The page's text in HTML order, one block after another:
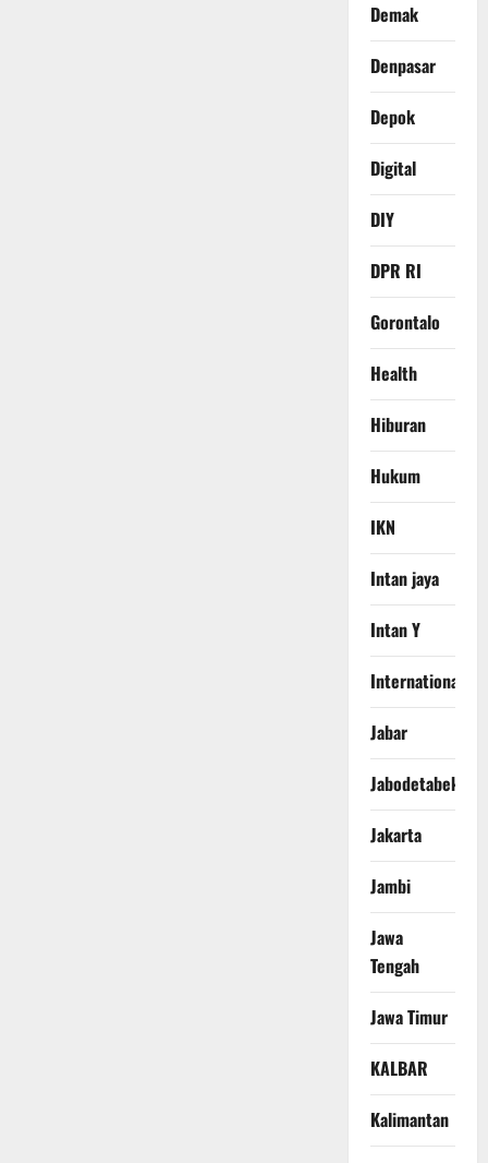
Demak
Denpasar
Depok
Digital
DIY
DPR RI
Gorontalo
Health
Hiburan
Hukum
IKN
Intan jaya
Intan Y
International
Jabar
Jabodetabek
Jakarta
Jambi
Jawa
Tengah
Jawa Timur
KALBAR
Kalimantan